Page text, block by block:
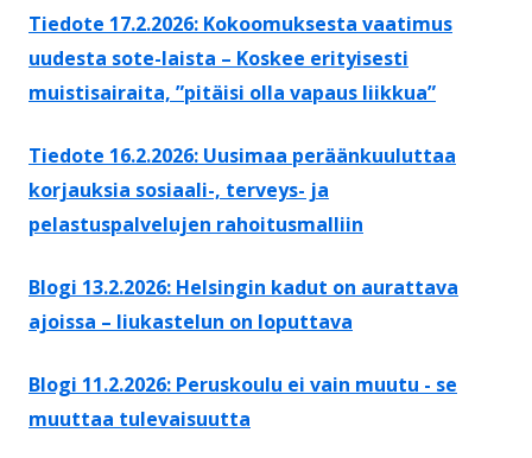
Tiedote 17.2.2026: Kokoomuksesta vaatimus
uudesta sote-laista – Koskee erityisesti
muistisairaita, ”pitäisi olla vapaus liikkua”
Tiedote 16.2.2026: Uusimaa peräänkuuluttaa
korjauksia sosiaali-, terveys- ja
pelastuspalvelujen rahoitusmalliin
Blogi 13.2.2026: Helsingin kadut on aurattava
ajoissa – liukastelun on loputtava
Blogi 11.2.2026: Peruskoulu ei vain muutu - se
muuttaa tulevaisuutta